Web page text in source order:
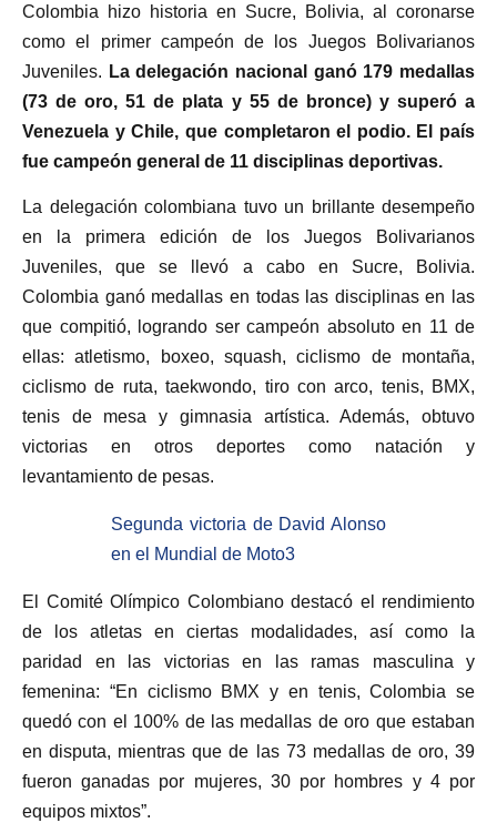
Colombia hizo historia en Sucre, Bolivia, al coronarse
como el primer campeón de los Juegos Bolivarianos
Juveniles. La delegación nacional ganó 179 medallas
(73 de oro, 51 de plata y 55 de bronce) y superó a
Venezuela y Chile, que completaron el podio. El país
fue campeón general de 11 disciplinas deportivas.
La delegación colombiana tuvo un brillante desempeño
en la primera edición de los Juegos Bolivarianos
Juveniles, que se llevó a cabo en Sucre, Bolivia.
Colombia ganó medallas en todas las disciplinas en las
que compitió, logrando ser campeón absoluto en 11 de
ellas: atletismo, boxeo, squash, ciclismo de montaña,
ciclismo de ruta, taekwondo, tiro con arco, tenis, BMX,
tenis de mesa y gimnasia artística. Además, obtuvo
victorias en otros deportes como natación y
levantamiento de pesas.
Segunda victoria de David Alonso
en el Mundial de Moto3
El Comité Olímpico Colombiano destacó el rendimiento
de los atletas en ciertas modalidades, así como la
paridad en las victorias en las ramas masculina y
femenina: “En ciclismo BMX y en tenis, Colombia se
quedó con el 100% de las medallas de oro que estaban
en disputa, mientras que de las 73 medallas de oro, 39
fueron ganadas por mujeres, 30 por hombres y 4 por
equipos mixtos”.